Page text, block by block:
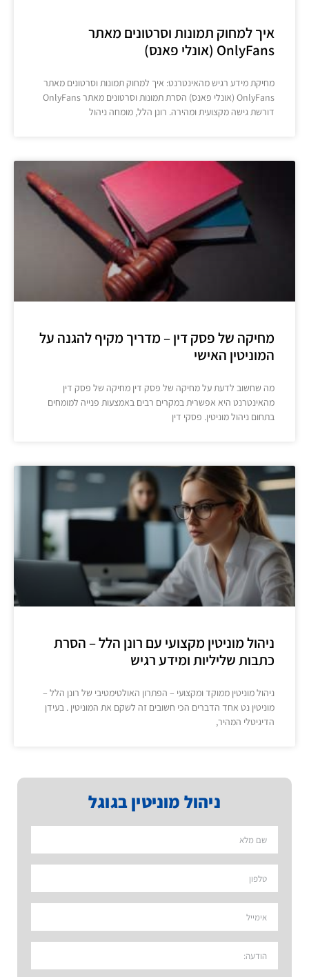
ניהול מוניטין בגוגל
איך למחוק תמונות וסרטונים מאתר
OnlyFans (אונלי פאנס)
מחיקת מידע רגיש מהאינטרנט: איך למחוק תמונות וסרטונים מאתר
OnlyFans (אונלי פאנס) הסרת תמונות וסרטונים מאתר OnlyFans
דורשת גישה מקצועית ומהירה. רונן הלל, מומחה ניהול
מחיקה של פסק דין – מדריך מקיף להגנה על
המוניטין האישי
מה שחשוב לדעת על מחיקה של פסק דין מחיקה של פסק דין
מהאינטרנט היא אפשרית במקרים רבים באמצעות פנייה למומחים
בתחום ניהול מוניטין. פסקי דין
ניהול מוניטין מקצועי עם רונן הלל – הסרת
כתבות שליליות ומידע רגיש
ניהול מוניטין ממוקד ומקצועי – הפתרון האולטימטיבי של רונן הלל –
מוניטין נט אחד הדברים הכי חשובים זה לשקם את המוניטין . בעידן
הדיגיטלי המהיר,